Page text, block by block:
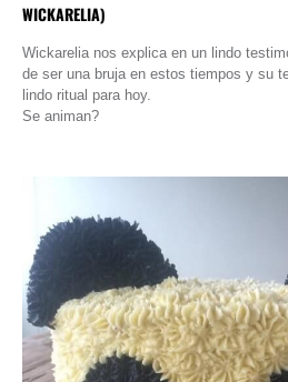
WICKARELIA)
Wickarelia nos explica en un lindo
de ser una bruja en estos tiempos y su
lindo ritual para hoy.
Se animan?